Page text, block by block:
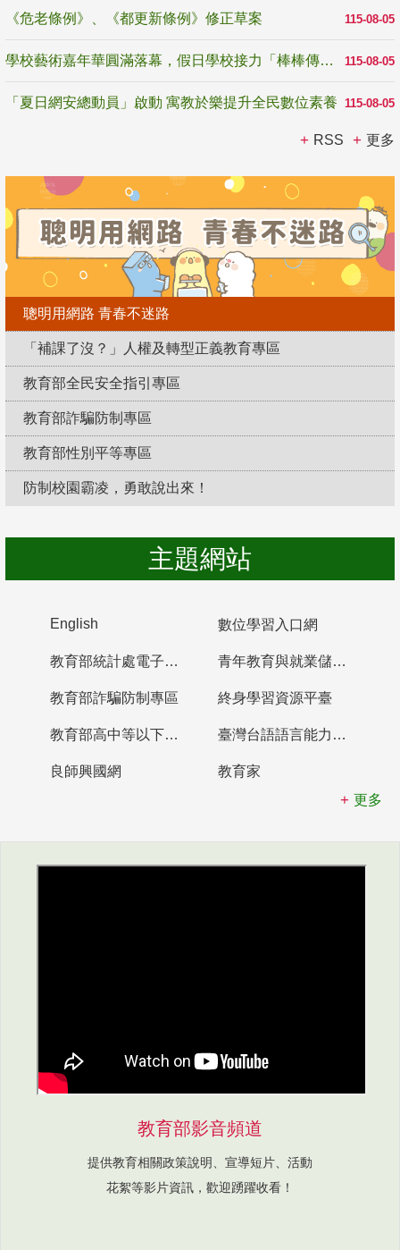
115-08-05
《危老條例》、《都更新條例》修正草案
115-08-05
學校藝術嘉年華圓滿落幕，假日學校接力「棒棒傳美感」
115-08-05
「夏日網安總動員」啟動 寓教於樂提升全民數位素養
RSS 更多
聰明用網路 青春不迷路
「補課了沒？」人權及轉型正義教育專區
教育部全民安全指引專區
教育部詐騙防制專區
教育部性別平等專區
防制校園霸凌，勇敢說出來！
主題網站
English 數位學習入口網
教育部統計處電子書櫃 青年教育與就業儲蓄帳戶
教育部詐騙防制專區 終身學習資源平臺
教育部高中等以下學校及幼兒園教師資格檢定考試 臺灣台語語言能力認證網站
良師興國網
教育家
更多
教育部影音頻道
提供教育相關政策說明、宣導短片、活動
花絮等影片資訊，歡迎踴躍收看！